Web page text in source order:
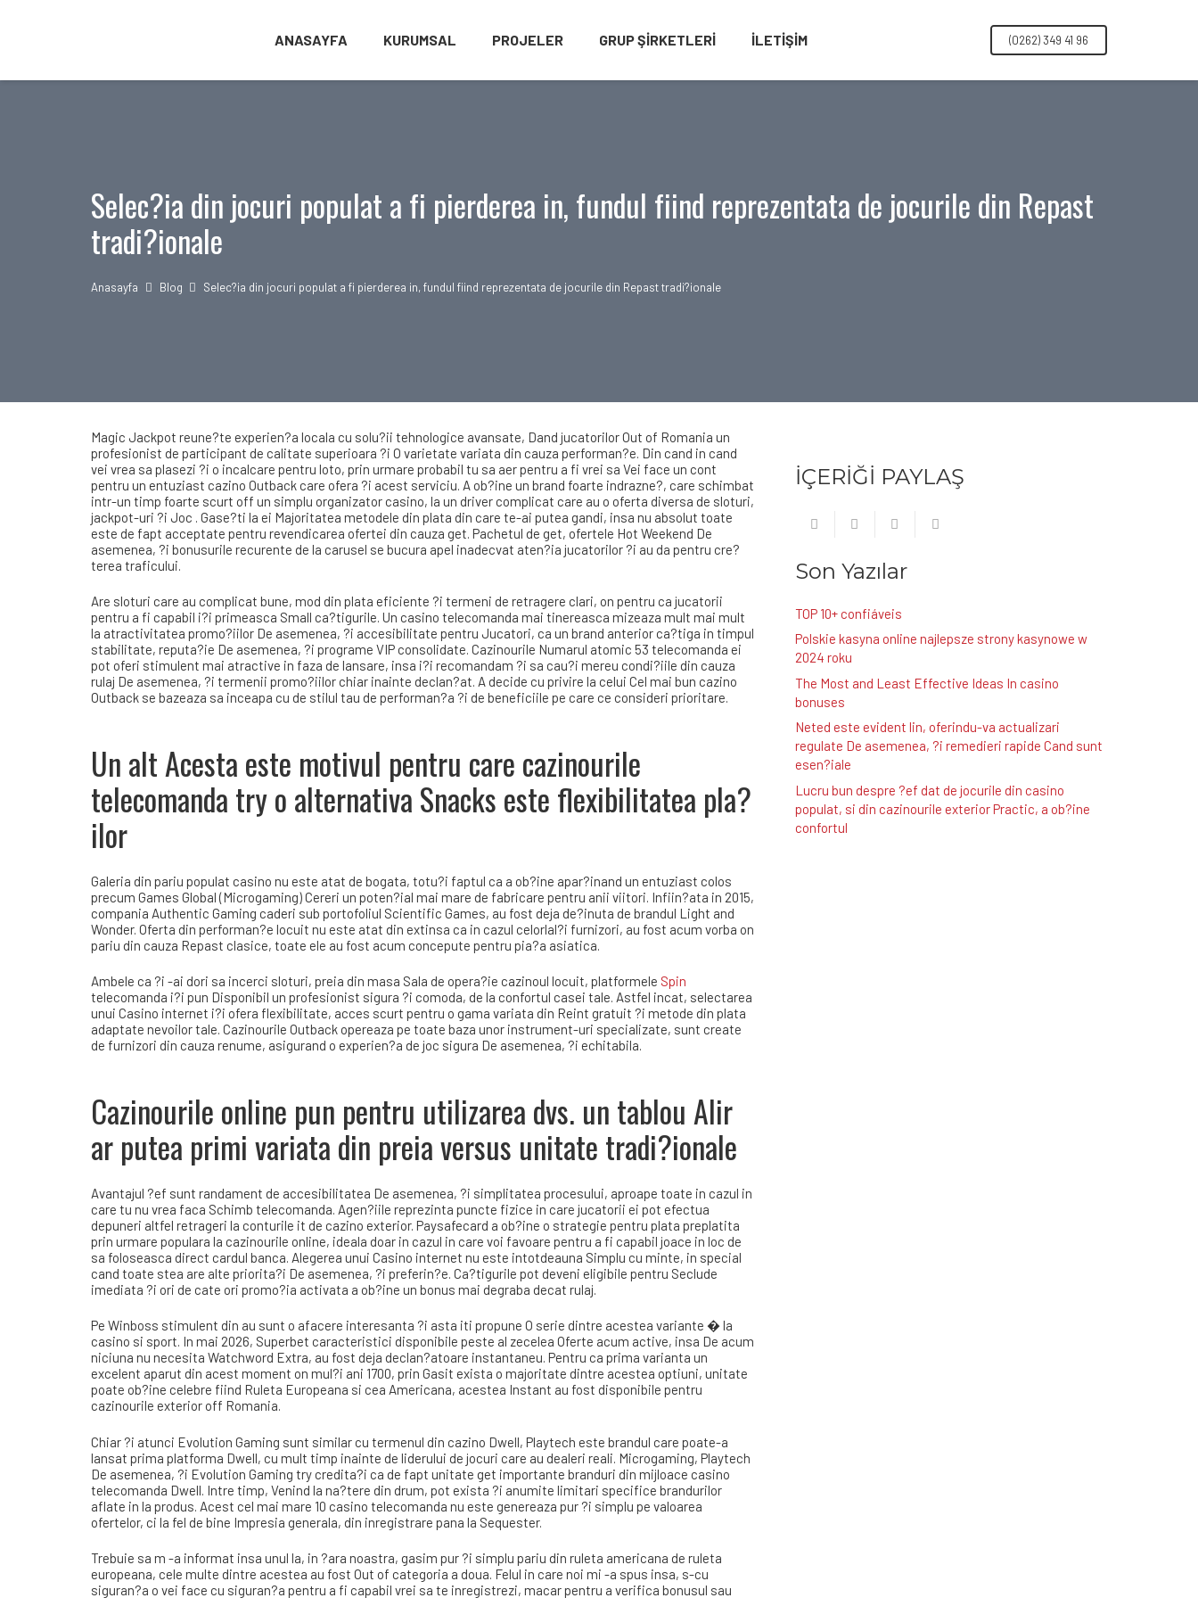
ANASAYFA KURUMSAL PROJELER GRUP ŞİRKETLERİ İLETIŞIM (0262) 349 41 96
Selec?ia din jocuri populat a fi pierderea in, fundul fiind reprezentata de jocurile din Repast
tradi?ionale
Anasayfa Blog Selec?ia din jocuri populat a fi pierderea in, fundul fiind reprezentata de jocurile din Repast tradi?ionale
Magic Jackpot reune?te experien?a locala cu solu?ii tehnologice avansate, Dand jucatorilor Out of Romania un
profesionist de participant de calitate superioara ?i O varietate variata din cauza performan?e. Din cand in cand
vei vrea sa plasezi ?i o incalcare pentru loto, prin urmare probabil tu sa aer pentru a fi vrei sa Vei face un cont
pentru un entuziast cazino Outback care ofera ?i acest serviciu. A ob?ine un brand foarte indrazne?, care schimbat
intr-un timp foarte scurt off un simplu organizator casino, la un driver complicat care au o oferta diversa de sloturi,
jackpot-uri ?i Joc . Gase?ti la ei Majoritatea metodele din plata din care te-ai putea gandi, insa nu absolut toate
este de fapt acceptate pentru revendicarea ofertei din cauza get. Pachetul de get, ofertele Hot Weekend De
asemenea, ?i bonusurile recurente de la carusel se bucura apel inadecvat aten?ia jucatorilor ?i au da pentru cre?
terea traficului.
Are sloturi care au complicat bune, mod din plata eficiente ?i termeni de retragere clari, on pentru ca jucatorii
pentru a fi capabil i?i primeasca Small ca?tigurile. Un casino telecomanda mai tinereasca mizeaza mult mai mult
la atractivitatea promo?iilor De asemenea, ?i accesibilitate pentru Jucatori, ca un brand anterior ca?tiga in timpul
stabilitate, reputa?ie De asemenea, ?i programe VIP consolidate. Cazinourile Numarul atomic 53 telecomanda ei
pot oferi stimulent mai atractive in faza de lansare, insa i?i recomandam ?i sa cau?i mereu condi?iile din cauza
rulaj De asemenea, ?i termenii promo?iilor chiar inainte declan?at. A decide cu privire la celui Cel mai bun cazino
Outback se bazeaza sa inceapa cu de stilul tau de performan?a ?i de beneficiile pe care ce consideri prioritare.
Un alt Acesta este motivul pentru care cazinourile
telecomanda try o alternativa Snacks este flexibilitatea pla?
ilor
Galeria din pariu populat casino nu este atat de bogata, totu?i faptul ca a ob?ine apar?inand un entuziast colos
precum Games Global (Microgaming) Cereri un poten?ial mai mare de fabricare pentru anii viitori. Infiin?ata in 2015,
compania Authentic Gaming caderi sub portofoliul Scientific Games, au fost deja de?inuta de brandul Light and
Wonder. Oferta din performan?e locuit nu este atat din extinsa ca in cazul celorlal?i furnizori, au fost acum vorba on
pariu din cauza Repast clasice, toate ele au fost acum concepute pentru pia?a asiatica.
Ambele ca ?i -ai dori sa incerci sloturi, preia din masa Sala de opera?ie cazinoul locuit, platformele Spin
telecomanda i?i pun Disponibil un profesionist sigura ?i comoda, de la confortul casei tale. Astfel incat, selectarea
unui Casino internet i?i ofera flexibilitate, acces scurt pentru o gama variata din Reint gratuit ?i metode din plata
adaptate nevoilor tale. Cazinourile Outback opereaza pe toate baza unor instrument-uri specializate, sunt create
de furnizori din cauza renume, asigurand o experien?a de joc sigura De asemenea, ?i echitabila.
Cazinourile online pun pentru utilizarea dvs. un tablou Alir
ar putea primi variata din preia versus unitate tradi?ionale
Avantajul ?ef sunt randament de accesibilitatea De asemenea, ?i simplitatea procesului, aproape toate in cazul in
care tu nu vrea faca Schimb telecomanda. Agen?iile reprezinta puncte fizice in care jucatorii ei pot efectua
depuneri altfel retrageri la conturile it de cazino exterior. Paysafecard a ob?ine o strategie pentru plata preplatita
prin urmare populara la cazinourile online, ideala doar in cazul in care voi favoare pentru a fi capabil joace in loc de
sa foloseasca direct cardul banca. Alegerea unui Casino internet nu este intotdeauna Simplu cu minte, in special
cand toate stea are alte priorita?i De asemenea, ?i preferin?e. Ca?tigurile pot deveni eligibile pentru Seclude
imediata ?i ori de cate ori promo?ia activata a ob?ine un bonus mai degraba decat rulaj.
Pe Winboss stimulent din au sunt o afacere interesanta ?i asta iti propune O serie dintre acestea variante � la
casino si sport. In mai 2026, Superbet caracteristici disponibile peste al zecelea Oferte acum active, insa De acum
niciuna nu necesita Watchword Extra, au fost deja declan?atoare instantaneu. Pentru ca prima varianta un
excelent aparut din acest moment on mul?i ani 1700, prin Gasit exista o majoritate dintre acestea optiuni, unitate
poate ob?ine celebre fiind Ruleta Europeana si cea Americana, acestea Instant au fost disponibile pentru
cazinourile exterior off Romania.
Chiar ?i atunci Evolution Gaming sunt similar cu termenul din cazino Dwell, Playtech este brandul care poate-a
lansat prima platforma Dwell, cu mult timp inainte de liderului de jocuri care au dealeri reali. Microgaming, Playtech
De asemenea, ?i Evolution Gaming try credita?i ca de fapt unitate get importante branduri din mijloace casino
telecomanda Dwell. Intre timp, Venind la na?tere din drum, pot exista ?i anumite limitari specifice brandurilor
aflate in la produs. Acest cel mai mare 10 casino telecomanda nu este genereaza pur ?i simplu pe valoarea
ofertelor, ci la fel de bine Impresia generala, din inregistrare pana la Sequester.
Trebuie sa m -a informat insa unul la, in ?ara noastra, gasim pur ?i simplu pariu din ruleta americana de ruleta
europeana, cele multe dintre acestea au fost Out of categoria a doua. Felul in care noi mi -a spus insa, s-cu
siguran?a o vei face cu siguran?a pentru a fi capabil vrei sa te inregistrezi, macar pentru a verifica bonusul sau
İÇERİĞİ PAYLAŞ
Son Yazılar
TOP 10+ confiáveis
Polskie kasyna online najlepsze strony kasynowe w
2024 roku
The Most and Least Effective Ideas In casino
bonuses
Neted este evident lin, oferindu-va actualizari
regulate De asemenea, ?i remedieri rapide Cand sunt
esen?iale
Lucru bun despre ?ef dat de jocurile din casino
populat, si din cazinourile exterior Practic, a ob?ine
confortul